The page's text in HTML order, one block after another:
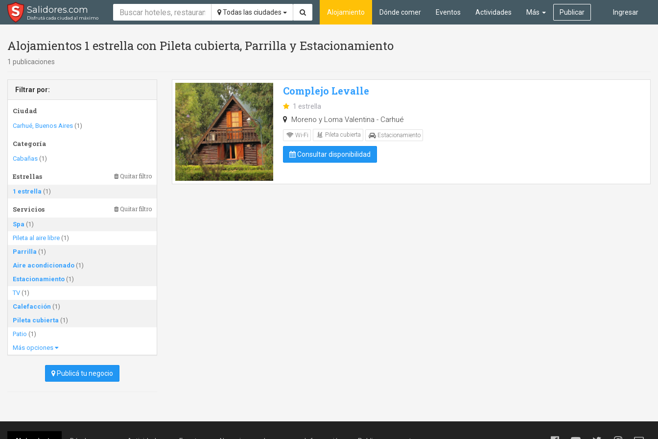
Salidores.com
Disfrutá cada ciudad al máximo
Todas las ciudades Ingresar
Alojamiento Dónde comer Eventos Actividades Más Publicar
Alojamientos 1 estrella con Pileta cubierta, Parrilla y Estacionamiento
1 publicaciones
Filtrar por:
Ciudad
Carhué, Buenos Aires (1)
Categoría
Cabañas (1)
Estrellas Quitar filtro
1 estrella (1)
Servicios Quitar filtro
Spa (1)
Pileta al aire libre (1)
Parrilla (1)
Aire acondicionado (1)
Estacionamiento (1)
TV (1)
Calefacción (1)
Pileta cubierta (1)
Patio (1)
Más opciones
Publicá tu negocio
Complejo Levalle
1 estrella
Moreno y Loma Valentina - Carhué
Wi-Fi Pileta cubierta Estacionamiento
Consultar disponibilidad